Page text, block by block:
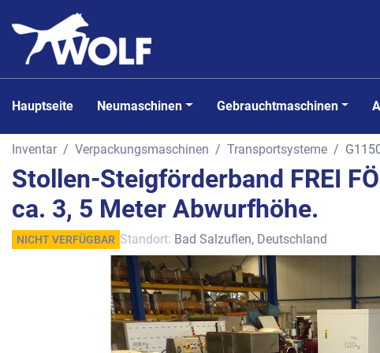
Hauptseite Neumaschinen Gebrauchtmaschinen
Inventar Verpackungsmaschinen Transportsysteme
Stollen-Steigförderband FREI
ca. 3, 5 Meter Abwurfhöhe.
NICHT VERFÜGBAR Standort: Bad Salzuflen, Deutschland